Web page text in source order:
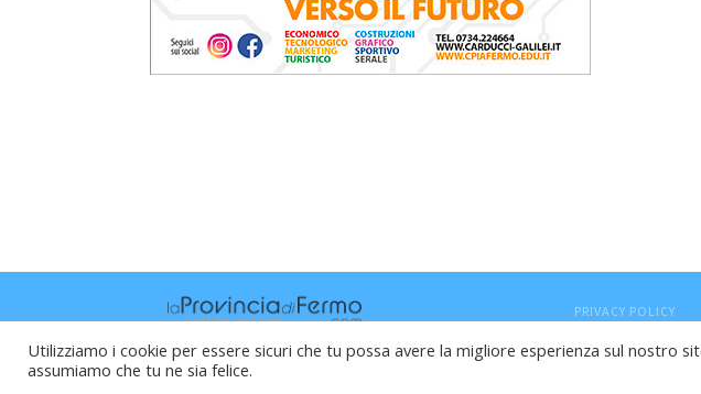
PRIVACY POLICY
Raffaele Vitali - via Leopardi 10 - 61121 Pesaro (PU) - Cod.Fisc
Utilizziamo i cookie per essere sicuri che tu possa avere la migliore esperienza sul nostro
assumiamo che tu ne sia felice.